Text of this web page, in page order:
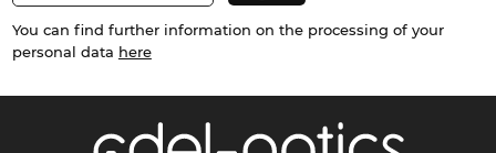
You can find further information on the processing of your
personal data here